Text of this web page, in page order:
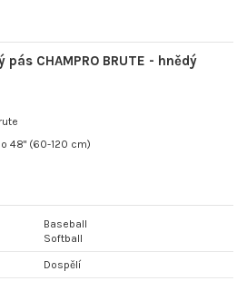
CHAMPRO BRUTE - hnědý
48" (60-120 cm)
Baseball
Softball
Dospělí